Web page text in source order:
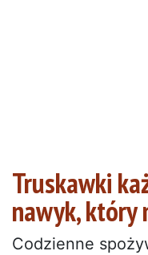
Truskawki
nawyk, który
Codzienne